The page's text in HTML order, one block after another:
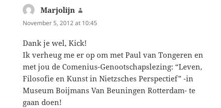
Marjolijn
November 5, 2012 at 10:45
Dank je wel, Kick!
Ik verheug me er op om met Paul van Tongeren en
met jou de Comenius-Genootschapslezing: “Leven,
Filosofie en Kunst in Nietzsches Perspectief” -in
Museum Boijmans Van Beuningen Rotterdam- te
gaan doen!